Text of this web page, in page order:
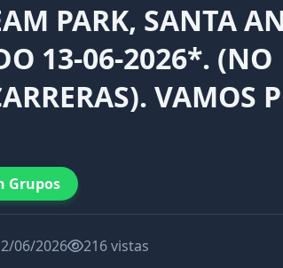
PARK, SANTA
13-06-2026*. (NO
VAMOS
Grupos
06/2026 216 vistas